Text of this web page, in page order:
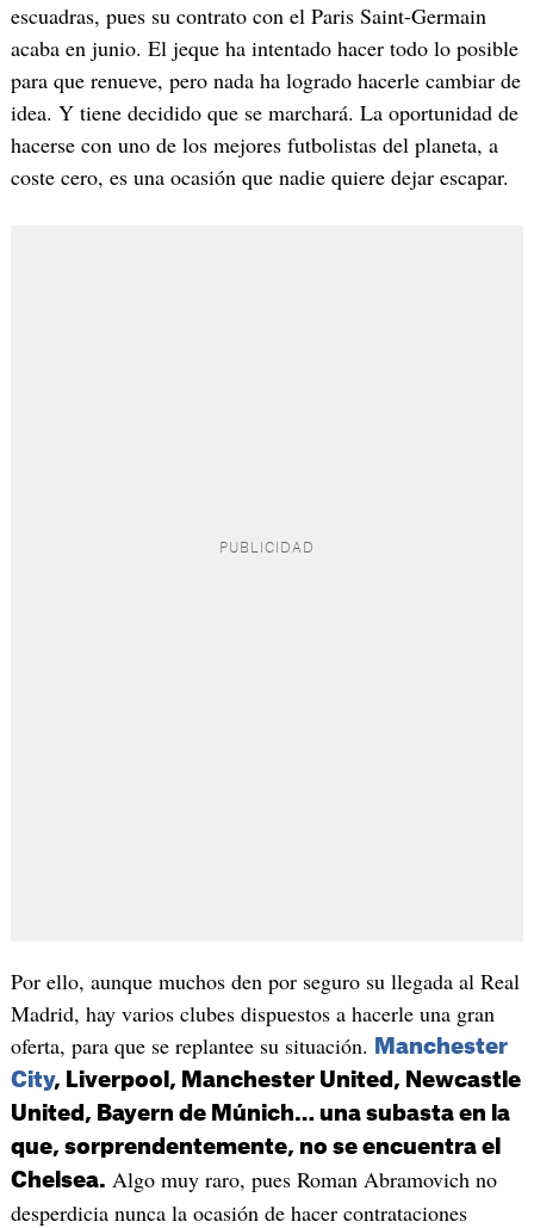
escuadras, pues su contrato con el Paris Saint-Germain
acaba en junio. El jeque ha intentado hacer todo lo posible
para que renueve, pero nada ha logrado hacerle cambiar de
idea. Y tiene decidido que se marchará. La oportunidad de
hacerse con uno de los mejores futbolistas del planeta, a
coste cero, es una ocasión que nadie quiere dejar escapar.
Por ello, aunque muchos den por seguro su llegada al Real
Madrid, hay varios clubes dispuestos a hacerle una gran
oferta, para que se replantee su situación.
Manchester
City, Liverpool, Manchester United, Newcastle
United, Bayern de Múnich… una subasta en la
que, sorprendentemente, no se encuentra el
Chelsea. Algo muy raro, pues Roman Abramovich no
desperdicia nunca la ocasión de hacer contrataciones